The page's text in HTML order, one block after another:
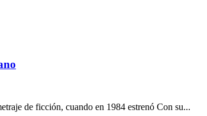
de ficción, cuando en 1984 estrenó Con su...